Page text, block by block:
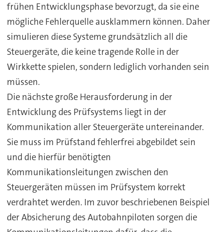
frühen Entwicklungsphase bevorzugt, da sie eine
mögliche Fehlerquelle ausklammern können. Daher
simulieren diese Systeme grundsätzlich all die
Steuergeräte, die keine tragende Rolle in der
Wirkkette spielen, sondern lediglich vorhanden sein
müssen.
Die nächste große Herausforderung in der
Entwicklung des Prüfsystems liegt in der
Kommunikation aller Steuergeräte untereinander.
Sie muss im Prüfstand fehlerfrei abgebildet sein
und die hierfür benötigten
Kommunikationsleitungen zwischen den
Steuergeräten müssen im Prüfsystem korrekt
verdrahtet werden. Im zuvor beschriebenen Beispiel
der Absicherung des Autobahnpiloten sorgen die